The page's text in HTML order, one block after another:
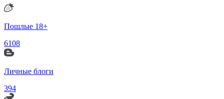
Пошлые 18+
6108
Личные блоги
394